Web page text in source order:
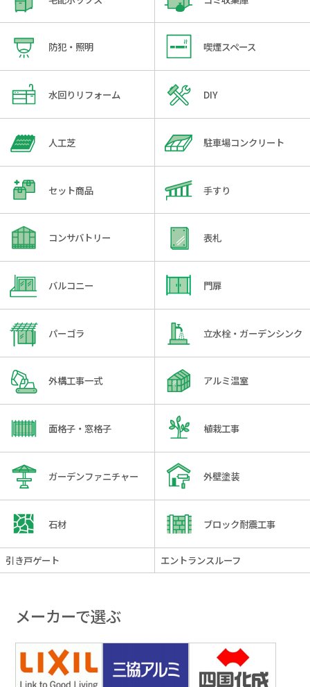
防犯・照明 喫煙スペース
水回りリフォーム DIY
人工芝 駐車場コンクリート
セット商品 手すり
コンサバトリー 表札
バルコニー 門扉
パーゴラ 立水栓・ガーデンシンク
外構工事一式 アルミ温室
面格子・窓格子 植栽工事
ガーデンファニチャー 外壁塗装
石材 ブロック耐震工事
引き戸ゲート エントランスルーフ
メーカーで選ぶ